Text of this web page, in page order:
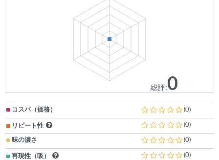
総評:0
コスパ（価格） (0)
リピート性 (0)
味の濃さ (0)
再現性（吸） (0)